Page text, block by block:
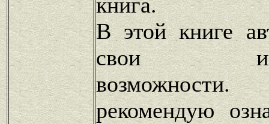
В этой книге
свои
возможности.
рекомендую